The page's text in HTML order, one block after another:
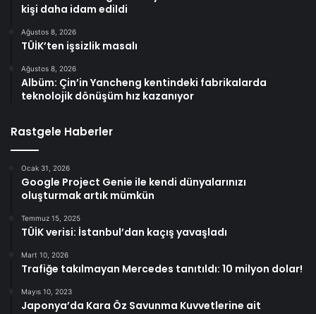
kişi daha idam edildi
Ağustos 8, 2026
TÜİK’ten işsizlik masalı
Ağustos 8, 2026
Albüm: Çin’in Yancheng kentindeki fabrikalarda
teknolojik dönüşüm hız kazanıyor
Rastgele Haberler
Ocak 31, 2026
Google Project Genie ile kendi dünyalarınızı
oluşturmak artık mümkün
Temmuz 15, 2025
TÜİK verisi: İstanbul’dan kaçış yavaşladı
Mart 10, 2026
Trafiğe takılmayan Mercedes tanıtıldı: 10 milyon dolar!
Mayıs 10, 2023
Japonya’da Kara Öz Savunma Kuvvetlerine ait